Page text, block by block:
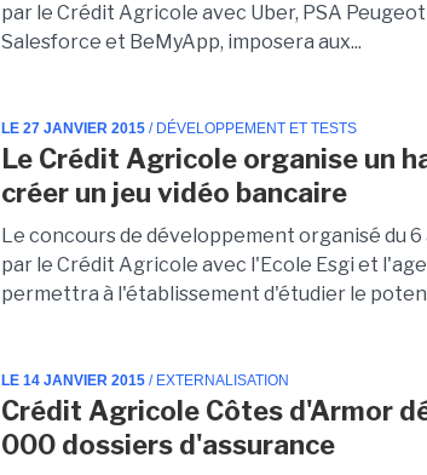
par le Crédit Agricole avec Uber, PSA
Salesforce et BeMyApp, imposera aux...
LE 27 JANVIER 2015 / DÉVELOPPEMENT ET TESTS
Le Crédit Agricole organise un
créer un jeu vidéo bancaire
Le concours de développement organisé du
par le Crédit Agricole avec l'Ecole Esgi et
permettra à l'établissement d'étudier le
LE 14 JANVIER 2015 / EXTERNALISATION
Crédit Agricole Côtes d'Armor
000 dossiers d'assurance